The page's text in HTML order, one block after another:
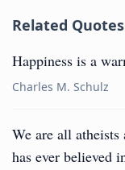
Related Quotes
Happiness is a
Charles M. Schulz
We are all
has ever believed